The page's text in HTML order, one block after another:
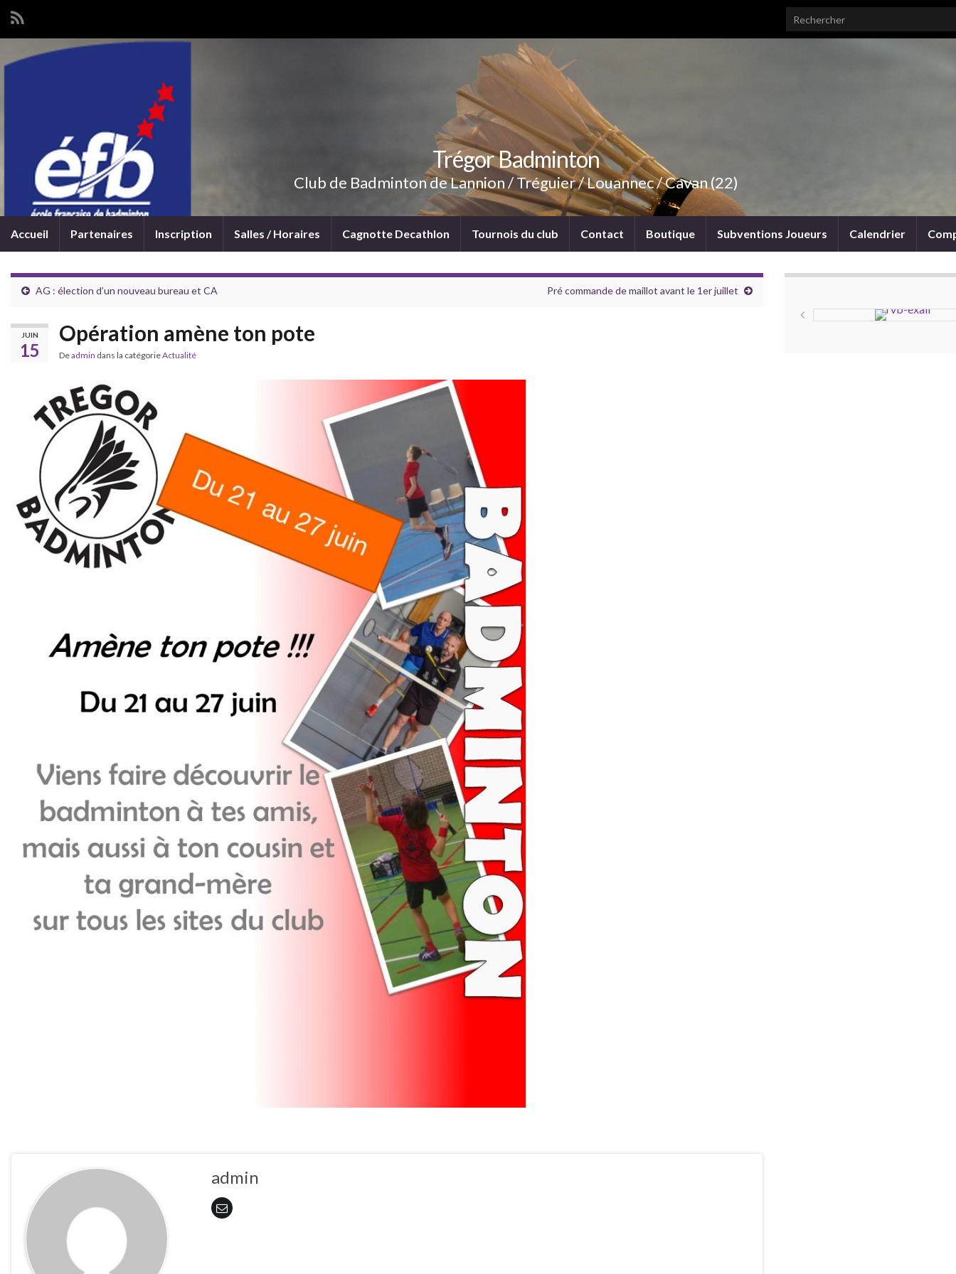
Search for:
Trégor Badminton
Club de Badminton de Lannion / Tréguier / Louannec / Cavan (22)
Accueil Partenaires Inscription Salles / Horaires Cagnotte Decathlon Tournois du club Contact Boutique Subventions Joueurs Calendrier
AG : élection d’un nouveau bureau et CA Pré commande de maillot avant le 1er juillet
JUIN
15
Opération amène ton pote
Deadmin dans la catégorieActualité
admin